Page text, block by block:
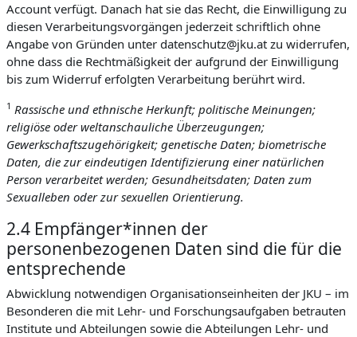
Account verfügt. Danach hat sie das Recht, die Einwilligung zu
diesen Verarbeitungsvorgängen jederzeit schriftlich ohne
Angabe von Gründen unter datenschutz@jku.at zu widerrufen,
ohne dass die Rechtmäßigkeit der aufgrund der Einwilligung
bis zum Widerruf erfolgten Verarbeitung berührt wird.
1 Rassische und ethnische Herkunft; politische Meinungen;
religiöse oder weltanschauliche Überzeugungen;
Gewerkschaftszugehörigkeit; genetische Daten; biometrische
Daten, die zur eindeutigen Identifizierung einer natürlichen
Person verarbeitet werden; Gesundheitsdaten; Daten zum
Sexualleben oder zur sexuellen Orientierung.
2.4 Empfänger*innen der
personenbezogenen Daten sind die für die
entsprechende
Abwicklung notwendigen Organisationseinheiten der JKU – im
Besonderen die mit Lehr- und Forschungsaufgaben betrauten
Institute und Abteilungen sowie die Abteilungen Lehr- und